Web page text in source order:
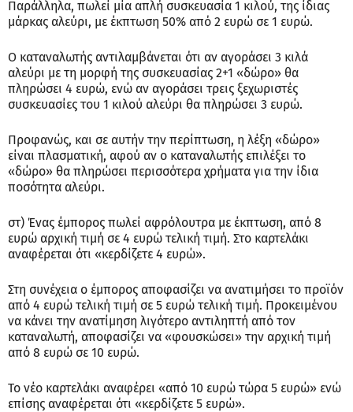
Παράλληλα, πωλεί μία απλή συσκευασία 1 κιλού, της ίδιας
μάρκας αλεύρι, με έκπτωση 50% από 2 ευρώ σε 1 ευρώ.
Ο καταναλωτής αντιλαμβάνεται ότι αν αγοράσει 3 κιλά
αλεύρι με τη μορφή της συσκευασίας 2+1 «δώρο» θα
πληρώσει 4 ευρώ, ενώ αν αγοράσει τρεις ξεχωριστές
συσκευασίες του 1 κιλού αλεύρι θα πληρώσει 3 ευρώ.
Προφανώς, και σε αυτήν την περίπτωση, η λέξη «δώρο»
είναι πλασματική, αφού αν ο καταναλωτής επιλέξει το
«δώρο» θα πληρώσει περισσότερα χρήματα για την ίδια
ποσότητα αλεύρι.
στ) Ένας έμπορος πωλεί αφρόλουτρα με έκπτωση, από 8
ευρώ αρχική τιμή σε 4 ευρώ τελική τιμή. Στο καρτελάκι
αναφέρεται ότι «κερδίζετε 4 ευρώ».
Στη συνέχεια ο έμπορος αποφασίζει να ανατιμήσει το προϊόν
από 4 ευρώ τελική τιμή σε 5 ευρώ τελική τιμή. Προκειμένου
να κάνει την ανατίμηση λιγότερο αντιληπτή από τον
καταναλωτή, αποφασίζει να «φουσκώσει» την αρχική τιμή
από 8 ευρώ σε 10 ευρώ.
Το νέο καρτελάκι αναφέρει «από 10 ευρώ τώρα 5 ευρώ» ενώ
επίσης αναφέρεται ότι «κερδίζετε 5 ευρώ».